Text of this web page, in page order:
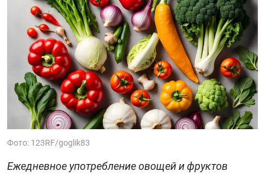
Фото: 123RF/goglik83
Ежедневное употребление овощей и фруктов